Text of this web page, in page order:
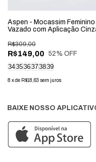
Aspen - Mocassim Feminino
Vazado com Aplicação
R$149,00
R$309,00
52% OFF
343536373839
8 xde R$18,63 sem juros
BAIXE NOSSO